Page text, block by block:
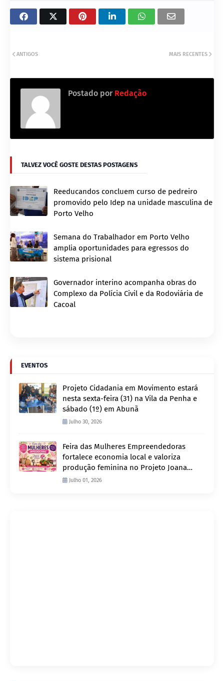
MAIS RECENTES
ANTIGOS
Postado por Redação
TALVEZ VOCÊ GOSTE DESTAS POSTAGENS
Reeducandos concluem curso de pedreiro
promovido pelo Idep na unidade masculina de
Porto Velho
Semana do Trabalhador em Porto Velho
amplia oportunidades para egressos do
sistema prisional
Governador interino acompanha obras do
Complexo da Polícia Civil e da Rodoviária de
Cacoal
EVENTOS
Projeto Cidadania em Movimento estará
nesta sexta-feira (31) na Vila da Penha e
sábado (1º) em Abunã
Julho 30, 2026
Feira das Mulheres Empreendedoras
fortalece economia local e valoriza
produção feminina no Projeto Joana
D’Arc
Julho 01, 2026